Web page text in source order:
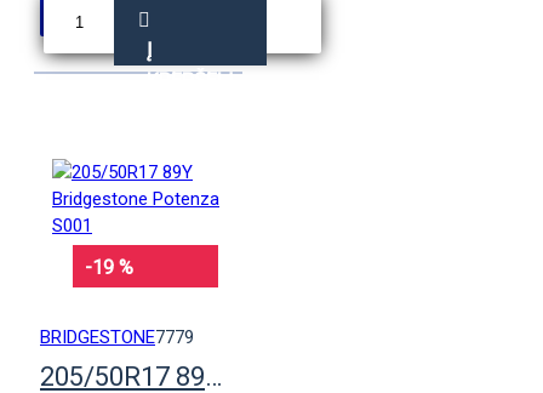
Į
KREPŠELĮ
-19 %
BRIDGESTONE7779
205/50R17 89Y Bridgestone Potenza S001